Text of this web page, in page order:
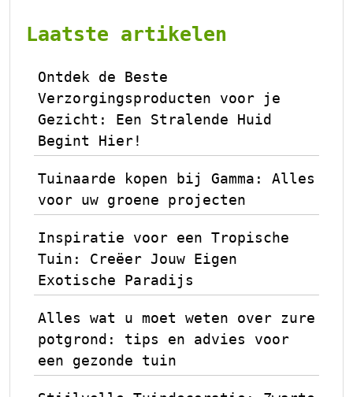
Laatste artikelen
Ontdek de Beste
Verzorgingsproducten voor je
Gezicht: Een Stralende Huid
Begint Hier!
Tuinaarde kopen bij Gamma: Alles
voor uw groene projecten
Inspiratie voor een Tropische
Tuin: Creëer Jouw Eigen
Exotische Paradijs
Alles wat u moet weten over zure
potgrond: tips en advies voor
een gezonde tuin